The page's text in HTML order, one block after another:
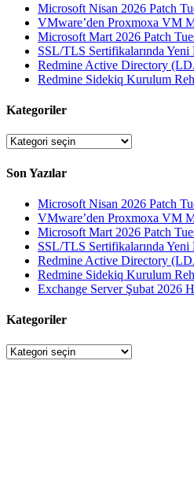
Microsoft Nisan 2026 Patch
VMware’den Proxmoxa VM
Microsoft Mart 2026 Patch
SSL/TLS Sertifikalarında Yeni
Redmine Active Directory
Redmine Sidekiq Kurulum
Kategoriler
Kategoriler
Son Yazılar
Microsoft Nisan 2026 Patch
VMware’den Proxmoxa VM
Microsoft Mart 2026 Patch
SSL/TLS Sertifikalarında Yeni
Redmine Active Directory
Redmine Sidekiq Kurulum
Exchange Server Şubat 2026
Kategoriler
Kategoriler